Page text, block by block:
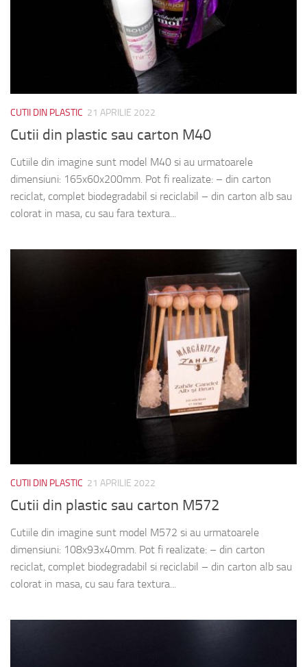
CUTII DIN PLASTIC 21 APRILIE 2022
Cutii din plastic sau carton M40
Cutiile din imagine sunt model M40 si au urmatoarele
dimensiuni: 165x60x200mm. Pot fi realizate: – din carton
reciclat, complet biodegradabil si reciclabil – din carton alb sau
colorat in masa, cu sau fara textura...
CUTII DIN PLASTIC 21 APRILIE 2022
Cutii din plastic sau carton M572
Cutiile din imagine sunt model M572 si au urmatoarele
dimensiuni: 108x93x40mm. Pot fi realizate: – din carton
reciclat, complet biodegradabil si reciclabil – din carton alb sau
colorat in masa, cu sau fara textura...